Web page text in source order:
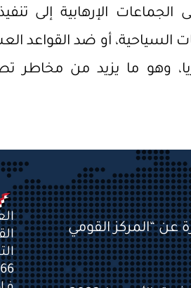
الإرهابية إلى
السياحية، أو ضد القواعد
وهو ما يزيد من مخاطر
عن “المركز القومي